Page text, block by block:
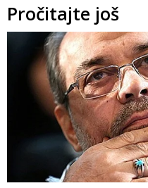
Pročitajte još